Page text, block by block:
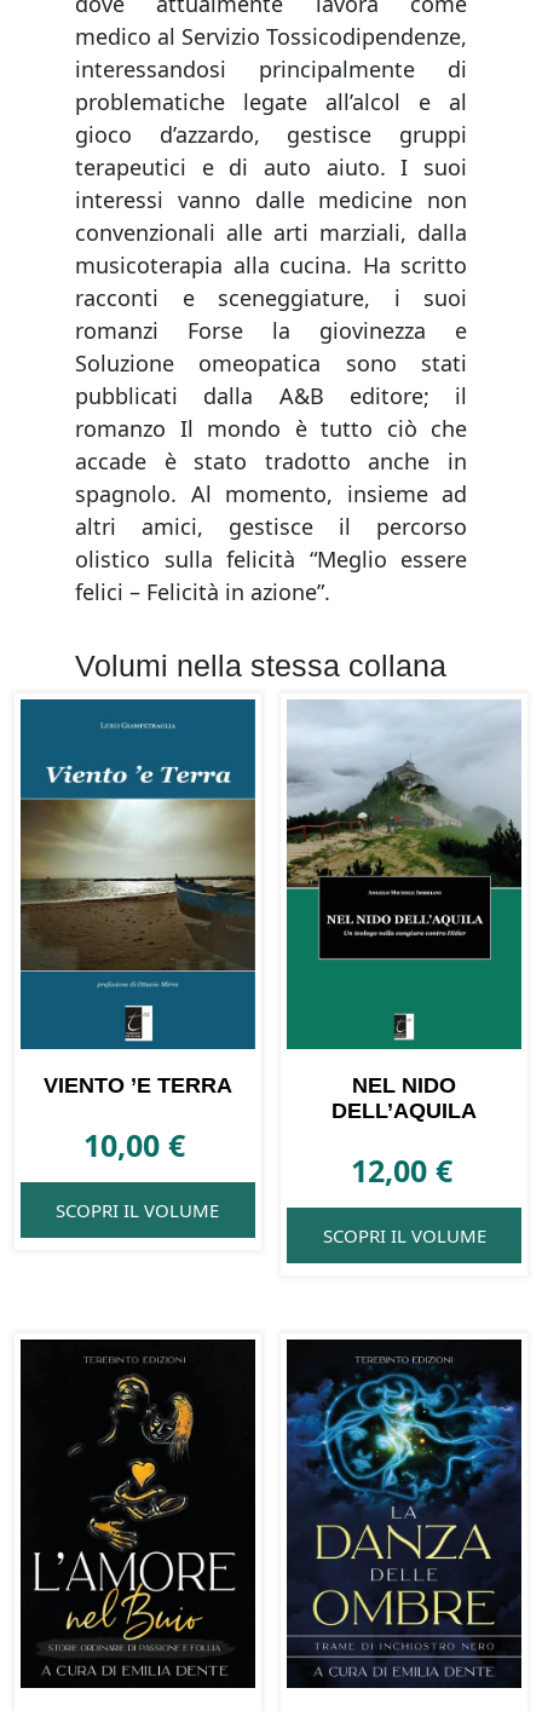
medico al Servizio Tossicodipendenze,
interessandosi principalmente di
problematiche legate all’alcol e al
gioco d’azzardo, gestisce gruppi
terapeutici e di auto aiuto. I suoi
interessi vanno dalle medicine non
convenzionali alle arti marziali, dalla
musicoterapia alla cucina. Ha scritto
racconti e sceneggiature, i suoi
romanzi Forse la giovinezza e
Soluzione omeopatica sono stati
pubblicati dalla A&B editore; il
romanzo Il mondo è tutto ciò che
accade è stato tradotto anche in
spagnolo. Al momento, insieme ad
altri amici, gestisce il percorso
olistico sulla felicità “Meglio essere
felici – Felicità in azione”.
Volumi nella stessa collana
VIENTO ’E TERRA
10,00€
SCOPRI IL VOLUME
NEL NIDO
DELL’AQUILA
12,00 €
SCOPRI IL VOLUME